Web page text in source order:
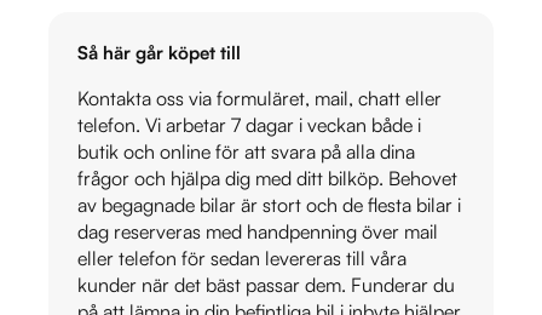
Så här går köpet till
Kontakta oss via formuläret, mail, chatt eller
telefon. Vi arbetar 7 dagar i veckan både i
butik och online för att svara på alla dina
frågor och hjälpa dig med ditt bilköp. Behovet
av begagnade bilar är stort och de flesta bilar i
dag reserveras med handpenning över mail
eller telefon för sedan levereras till våra
kunder när det bäst passar dem. Funderar du